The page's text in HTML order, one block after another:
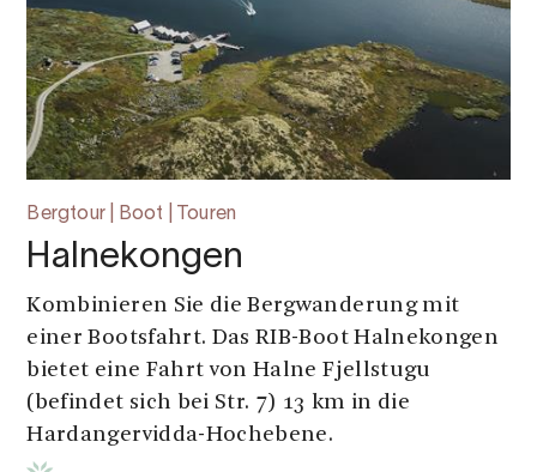
Bergtour | Boot | Touren
Halnekongen
Kombinieren Sie die Bergwanderung mit
einer Bootsfahrt. Das RIB-Boot Halnekongen
bietet eine Fahrt von Halne Fjellstugu
(befindet sich bei Str. 7) 13 km in die
Hardangervidda-Hochebene.